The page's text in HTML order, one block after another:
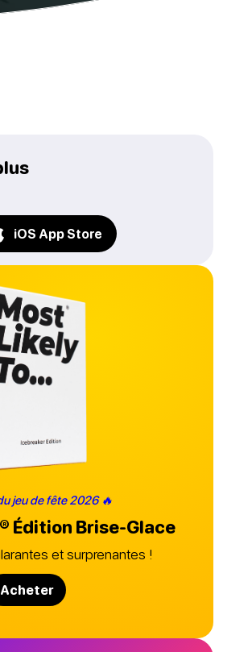
iOS App Store
jeu de fête 2026 🔥
Édition Brise-Glace
et surprenantes !
Acheter